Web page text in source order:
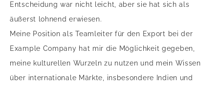
Entscheidung war nicht leicht, aber sie hat sich als
äußerst lohnend erwiesen.
Meine Position als Teamleiter für den Export bei der
Example Company hat mir die Möglichkeit gegeben,
meine kulturellen Wurzeln zu nutzen und mein Wissen
über internationale Märkte, insbesondere Indien und